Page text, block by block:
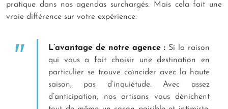
pratique dans nos agendas surchargés. Mais cela fait une
vraie différence sur votre expérience.
L’avantage de notre agence : Si la raison
qui vous a fait choisir une destination en
particulier se trouve coïncider avec la haute
saison, pas d’inquiétude. Avec assez
d’anticipation, nos artisans vous dénichent